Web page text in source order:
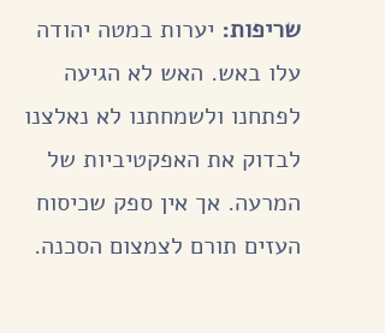
שריפות: יערות במטה יהודה
עלו באש. האש לא הגיעה
לפתחנו ולשמחתנו לא נאלצנו
לבדוק את האפקטיביות של
המרעה. אך אין ספק שכיסוח
העזים תורם לצמצום הסכנה.